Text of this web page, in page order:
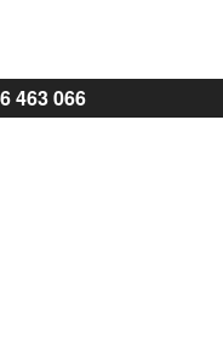
463 066